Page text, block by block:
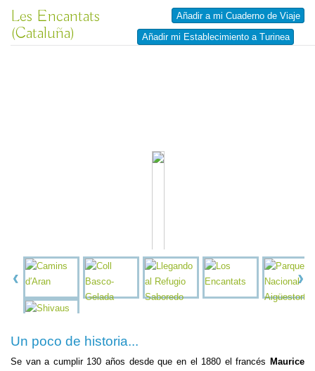
Añadir a mi Cuaderno de Viaje
Añadir mi Establecimiento a Turinea
Les Encantats
(Cataluña)
Un poco de historia...
Se van a cumplir 130 años desde que en el 1880 el francés Maurice